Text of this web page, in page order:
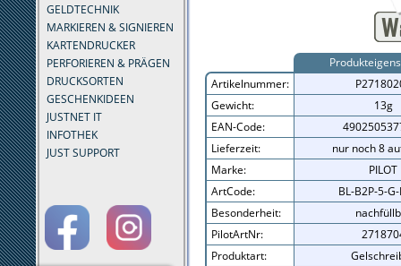
GELDTECHNIK
MARKIEREN & SIGNIEREN
KARTENDRUCKER
PERFORIEREN & PRÄGEN
DRUCKSORTEN
GESCHENKIDEEN
JUSTNET IT
INFOTHEK
JUST SUPPORT
Artikelnummer:
Gewicht:
13g
EAN-Code:
Lieferzeit:
nur noch 8
Marke:
PILOT
ArtCode:
BL-B2P-5-G-
Besonderheit:
PilotArtNr:
Produktart: